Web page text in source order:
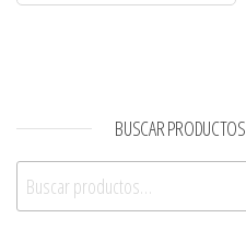
BUSCAR PRODUCTOS
Buscar por: